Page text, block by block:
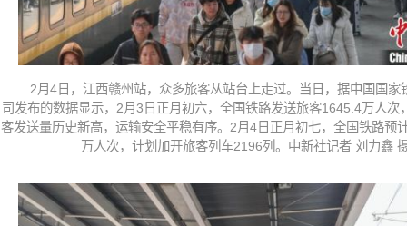
2月4日，江西赣州站，众多旅客从站台上走过。当日，据中国国家
司发布的数据显示，2月3日正月初六，全国铁路发送旅客1645.4万人次
客发送量历史新高，运输安全平稳有序。2月4日正月初七，全国铁路预
万人次，计划加开旅客列车2196列。中新社记者 刘力鑫